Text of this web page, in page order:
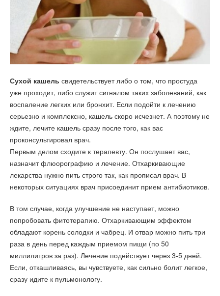
Сухой кашель свидетельствует либо о том, что простуда
уже проходит, либо служит сигналом таких заболеваний, как
воспаление легких или бронхит. Если подойти к лечению
серьезно и комплексно, кашель скоро исчезнет. А поэтому не
ждите, лечите кашель сразу после того, как вас
проконсультировал врач.
Первым делом сходите к терапевту. Он послушает вас,
назначит флюорографию и лечение. Отхаркивающие
лекарства нужно пить строго так, как прописал врач. В
некоторых ситуациях врач присоединит прием антибиотиков.
В том случае, когда улучшение не наступает, можно
попробовать фитотерапию. Отхаркивающим эффектом
обладают корень солодки и чабрец. И отвар можно пить три
раза в день перед каждым приемом пищи (по 50
миллилитров за раз). Лечение подействует через 3-5 дней.
Если, откашливаясь, вы чувствуете, как сильно болит легкое,
сразу идите к пульмонологу.